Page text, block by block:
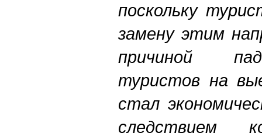
поскольку
замену этим
причиной
туристов на
стал
следствием